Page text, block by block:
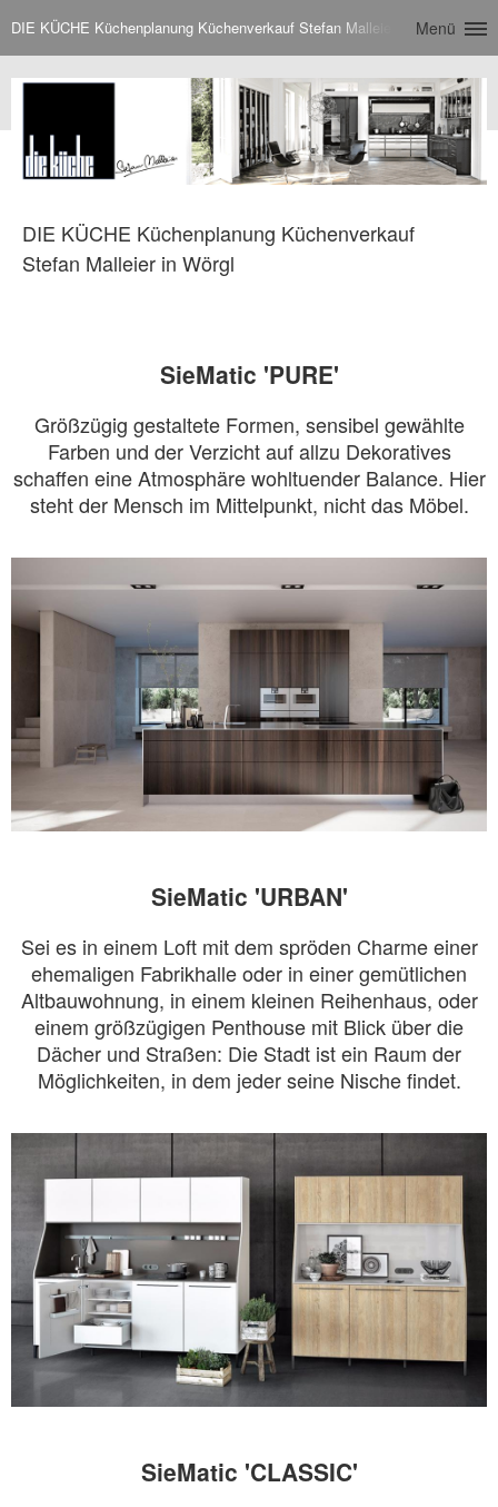
DIE KÜCHE Küchenplanung Küchenverkauf Stefan Malleier in Wörgl
Menü
DIE KÜCHE Küchenplanung Küchenverkauf
Stefan Malleier in Wörgl
SieMatic 'PURE'
Größzügig gestaltete Formen, sensibel gewählte
Farben und der Verzicht auf allzu Dekoratives
schaffen eine Atmosphäre wohltuender Balance. Hier
steht der Mensch im Mittelpunkt, nicht das Möbel.
SieMatic 'URBAN'
Sei es in einem Loft mit dem spröden Charme einer
ehemaligen Fabrikhalle oder in einer gemütlichen
Altbauwohnung, in einem kleinen Reihenhaus, oder
einem größzügigen Penthouse mit Blick über die
Dächer und Straßen: Die Stadt ist ein Raum der
Möglichkeiten, in dem jeder seine Nische findet.
SieMatic 'CLASSIC'